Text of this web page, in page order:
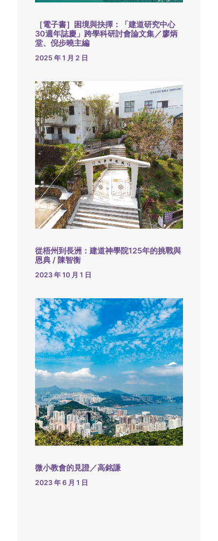
［電子書］困境與抉擇：「建道研究中心
30週年誌慶」跨學科研討會論文集／廖炳
堂、倪步曉主編
2025 年 1 月 2 日
從梧州到長洲：建道神學院125年的挑戰與
恩典 / 陳智衡
2023 年 10 月 1 日
微小教會的見證／高銘謙
2023 年 6 月 1 日